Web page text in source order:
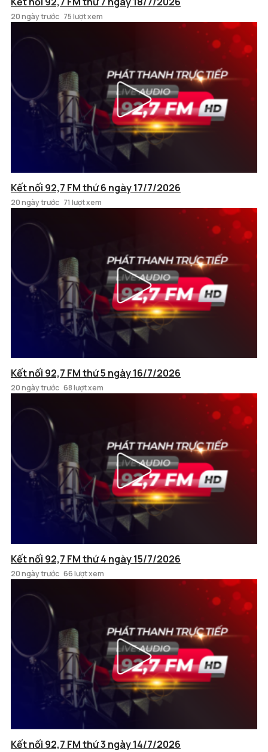
20 ngày trước 75 lượt xem
Kết nối 92,7 FM thứ 6 ngày 17/7/2026
20 ngày trước 71 lượt xem
Kết nối 92,7 FM thứ 5 ngày 16/7/2026
20 ngày trước 68 lượt xem
Kết nối 92,7 FM thứ 4 ngày 15/7/2026
20 ngày trước 66 lượt xem
Kết nối 92,7 FM thứ 3 ngày 14/7/2026